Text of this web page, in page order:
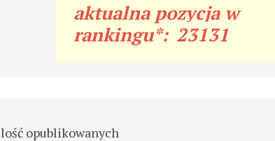
aktualna pozycja w
rankingu*: 23131
opublikowanych